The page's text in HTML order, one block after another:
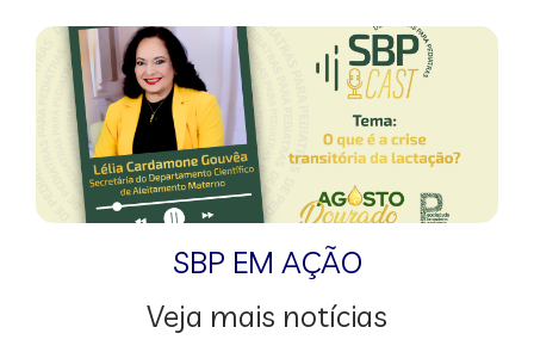
SBP EM AÇÃO
Veja mais notícias